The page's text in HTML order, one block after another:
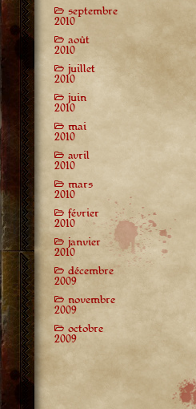
septembre
2010
août
2010
juillet
2010
juin
2010
mai
2010
avril
2010
mars
2010
février
2010
janvier
2010
décembre
2009
novembre
2009
octobre
2009